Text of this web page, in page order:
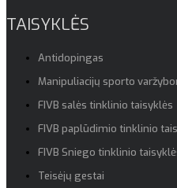
TAISYKLĖS
Antidopingas
Manipuliacijų sporto
FIVB salės tinklinio taisyklės
FIVB paplūdimio tinklinio
FIVB Sniego tinklinio
Teisėjų gestai